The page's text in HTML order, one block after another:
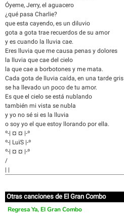
Óyeme, Jerry, el aguacero
¿qué pasa Charlie?
que esta cayendo, es un diluvio
gota a gota trae recuerdos de su amor
y es cuando la lluvia cae.
Eres lluvia que me causa penas y dolores
la lluvia que cae del cielo
la que cae a borbotones y me mata.
Cada gota de lluvia caída, en una tarde gris
se ha llevado un poco de tu amor.
Es que el cielo se está nublando
también mi vista se nubla
y yo no sé si es la lluvia
o soy yo el que estoy llorando por ella.
º-| ¤ ¤ |-º
º-| LuïS |-º
º-| ¤ ¤ |-º
/
| |
Otras canciones de El Gran Combo
Regresa Ya, El Gran Combo